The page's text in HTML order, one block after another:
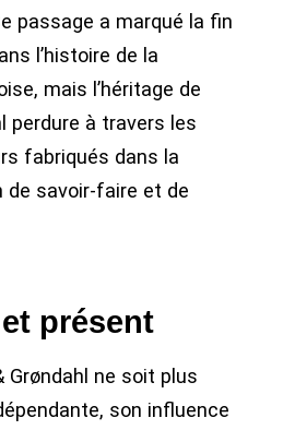
passage a marqué la fin
l’histoire de la
mais l’héritage de
perdure à travers les
fabriqués dans la
de savoir-faire et de
présent
Grøndahl ne soit plus
son influence